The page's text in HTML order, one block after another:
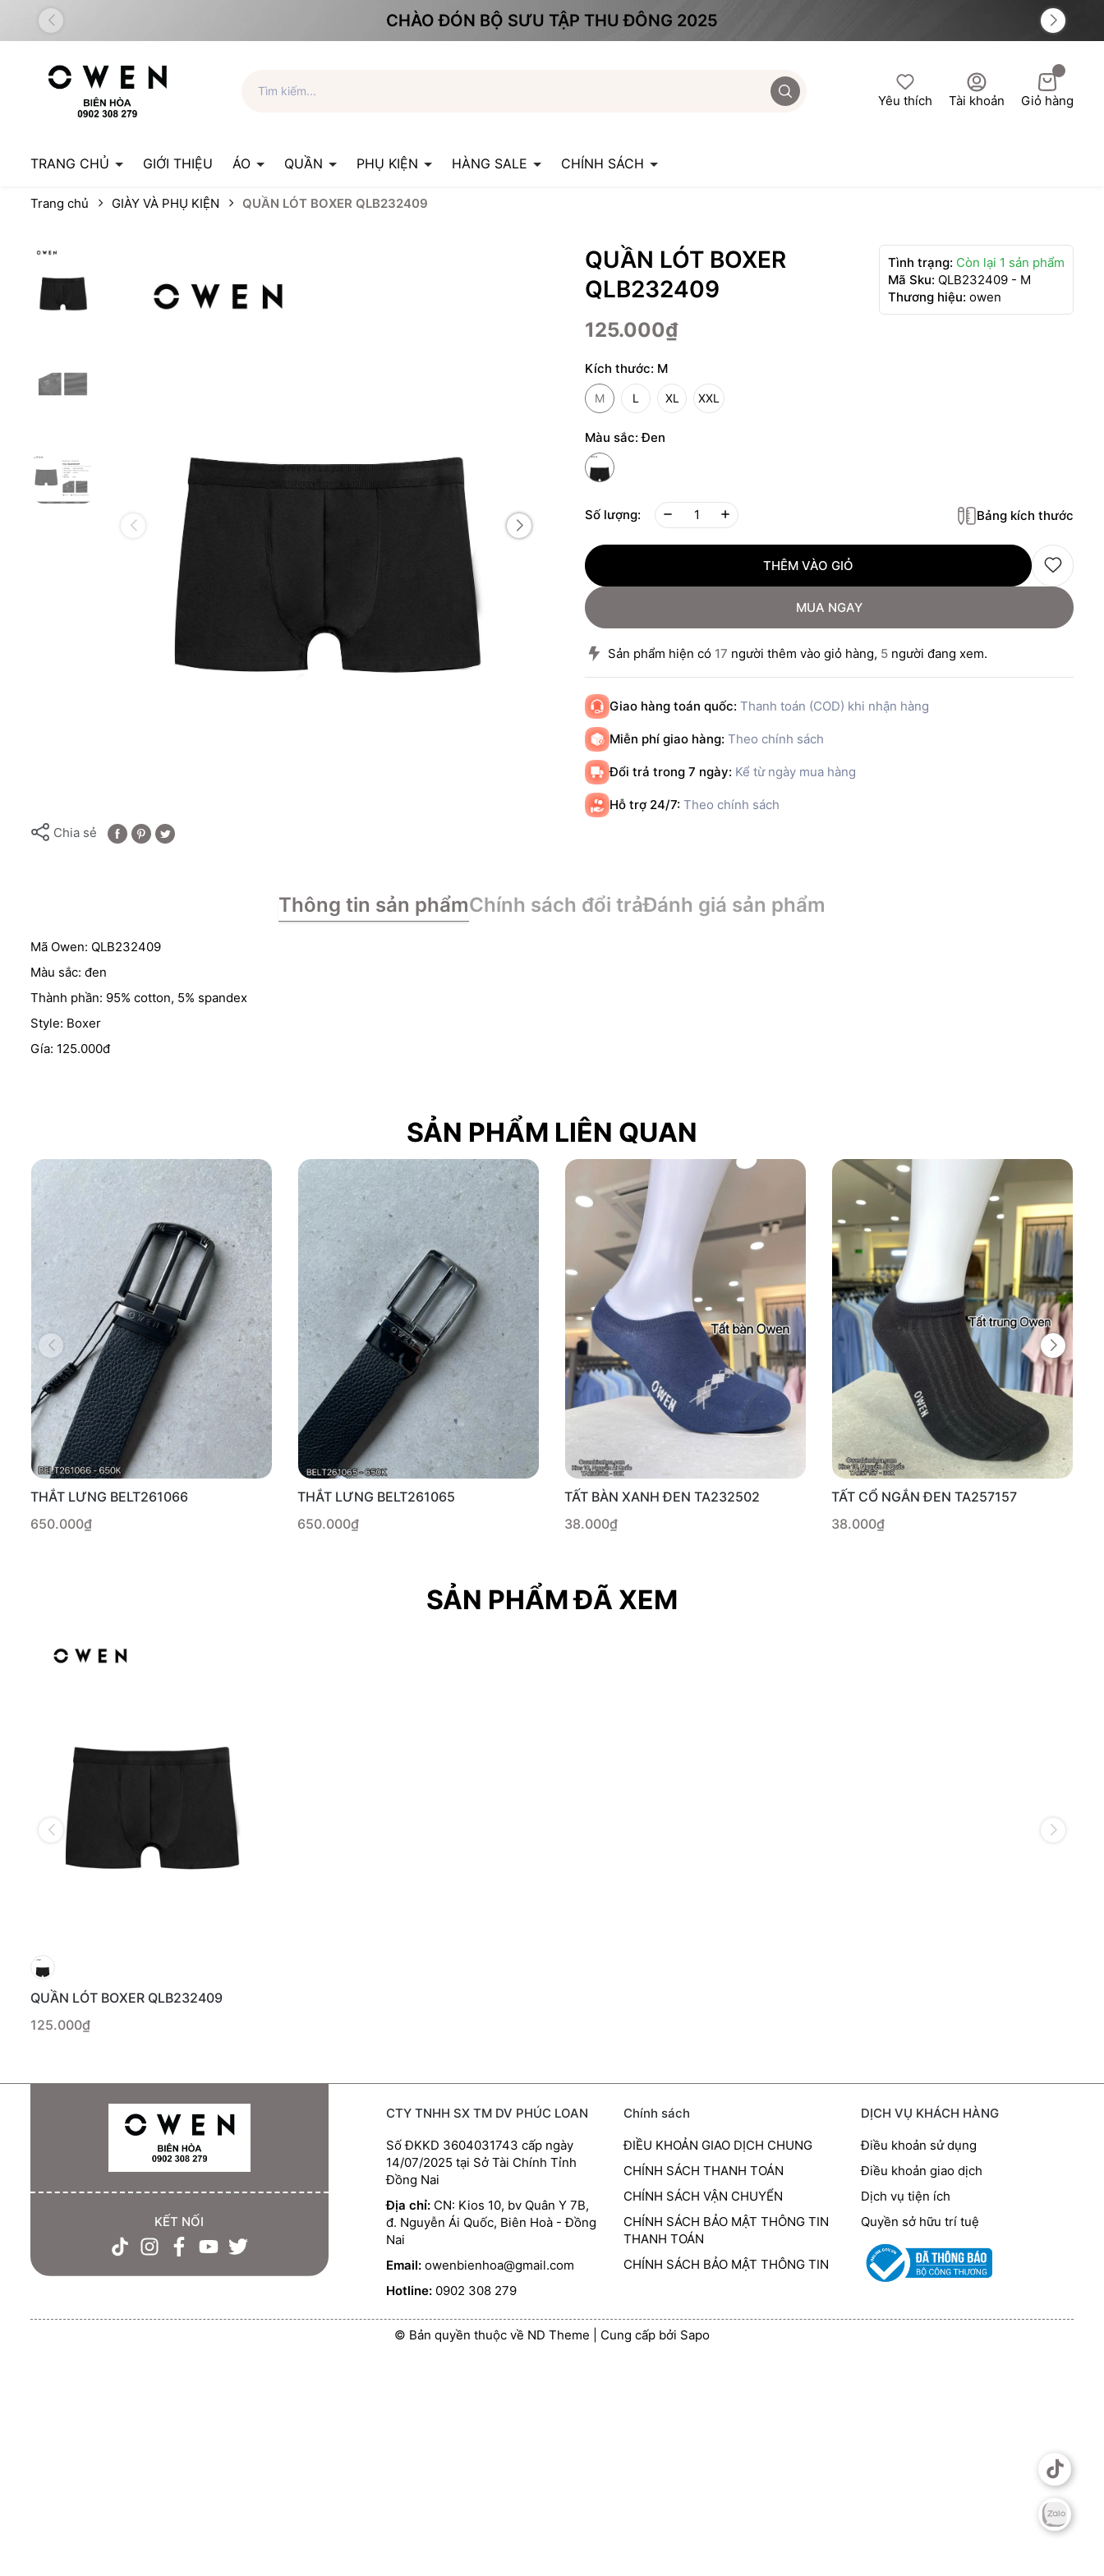
CHÀO ĐÓN BỘ SƯU TẬP THU ĐÔNG 2025
Yêu thích Tài khoản Giỏ hàng
TRANG CHỦ GIỚI THIỆU ÁO QUẦN PHỤ KIỆN HÀNG SALE CHÍNH SÁCH
Trang chủ GIÀY VÀ PHỤ KIỆN QUẦN LÓT BOXER QLB232409
Chia sẻ
QUẦN LÓT BOXER
QLB232409
125.000₫
Tình trạng: Còn lại 1 sản phẩm
Mã Sku: QLB232409 - M
Thương hiệu: owen
Kích thước: M
M L XL XXL
Màu sắc:Đen
Bảng kích thước
Số lượng:
THÊM VÀO GIỎ
MUA NGAY
Sản phẩm hiện có 17 người thêm vào giỏ hàng, 5 người đang xem.
Giao hàng toán quốc: Thanh toán (COD) khi nhận hàng
Miễn phí giao hàng: Theo chính sách
Đổi trả trong 7 ngày: Kể từ ngày mua hàng
Hỗ trợ 24/7: Theo chính sách
Thông tin sản phẩmChính sách đổi trảĐánh giá sản phẩm
Mã Owen: QLB232409
Màu sắc: đen
Thành phần: 95% cotton, 5% spandex
Style: Boxer
Gía: 125.000đ
SẢN PHẨM LIÊN QUAN
THẮT LƯNG BELT261066
650.000₫
THẮT LƯNG BELT261065
650.000₫
TẤT BÀN XANH ĐEN TA232502
38.000₫
TẤT CỔ NGẮN ĐEN TA257157
38.000₫
SẢN PHẨM ĐÃ XEM
QUẦN LÓT BOXER QLB232409
125.000₫
KẾT NỐI
CTY TNHH SX TM DV PHÚC LOAN
Số ĐKKD 3604031743 cấp ngày
14/07/2025 tại Sở Tài Chính Tỉnh
Đồng Nai
Địa chỉ: CN: Kios 10, bv Quân Y 7B,
đ. Nguyễn Ái Quốc, Biên Hoà - Đồng
Nai
Email: owenbienhoa@gmail.com
Hotline: 0902 308 279
Chính sách
ĐIỀU KHOẢN GIAO DỊCH CHUNG
CHÍNH SÁCH THANH TOÁN
CHÍNH SÁCH VẬN CHUYỂN
CHÍNH SÁCH BẢO MẬT THÔNG TIN
THANH TOÁN
CHÍNH SÁCH BẢO MẬT THÔNG TIN
DỊCH VỤ KHÁCH HÀNG
Điều khoản sử dụng
Điều khoản giao dịch
Dịch vụ tiện ích
Quyền sở hữu trí tuệ
© Bản quyền thuộc về ND Theme Cung cấp bởi Sapo